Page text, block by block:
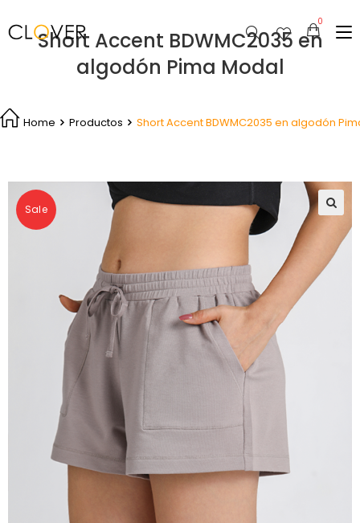
Short Accent BDWMC2035 en
algodón Pima Modal
Home Productos Short Accent BDWMC2035 en algodón
Sale